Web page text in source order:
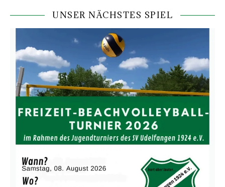
UNSER NÄCHSTES SPIEL